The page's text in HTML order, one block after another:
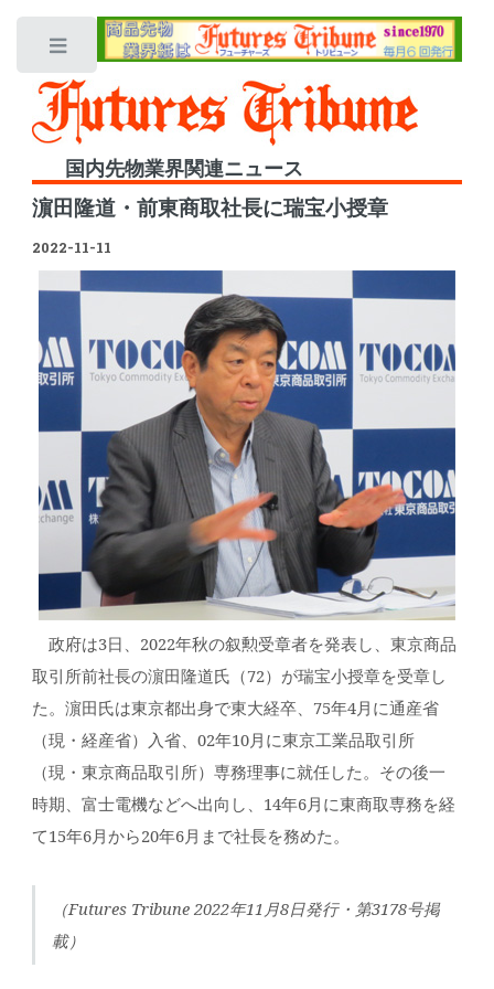
国内先物業界関連ニュース
濵田隆道・前東商取社長に瑞宝小授章
2022-11-11
政府は3日、2022年秋の叙勲受章者を発表し、東京商品
取引所前社長の濵田隆道氏（72）が瑞宝小授章を受章し
た。濵田氏は東京都出身で東大経卒、75年4月に通産省
（現・経産省）入省、02年10月に東京工業品取引所
（現・東京商品取引所）専務理事に就任した。その後一
時期、富士電機などへ出向し、14年6月に東商取専務を経
て15年6月から20年6月まで社長を務めた。
（Futures Tribune 2022年11月8日発行・第3178号掲
載）
Toggle